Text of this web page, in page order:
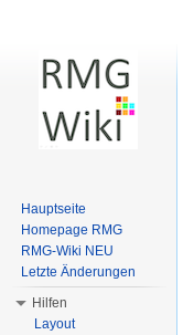
Hauptseite
Homepage RMG
RMG-Wiki NEU
Letzte Änderungen
Hilfen
Layout